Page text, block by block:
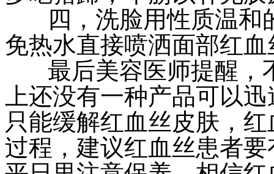
四，洗脸用性质温和
免热水直接喷洒面部红
最后美容医师提醒，
上还没有一种产品可以
只能缓解红血丝皮肤，
过程，建议红血丝患者